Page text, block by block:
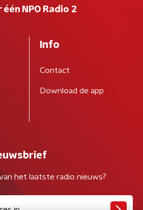
één NPO Radio 2
Info
Contact
Download de app
het laatste radio nieuws?